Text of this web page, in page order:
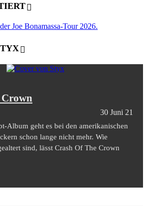
30 Juni 21
Album geht es bei den amerikanischen
schon lange nicht mehr. Wie
sind, lässt Crash Of The Crown